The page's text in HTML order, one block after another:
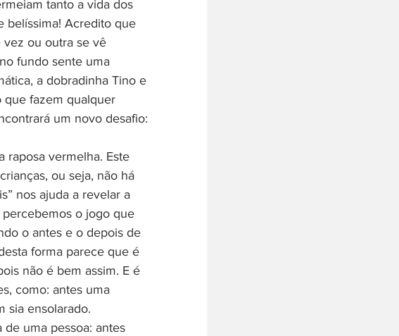
tanto a vida dos
belíssima! Acredito que
vez ou outra se vê
fundo sente uma
a dobradinha Tino e
que fazem qualquer
um novo desafio:
raposa vermelha. Este
ou seja, não há
nos ajuda a revelar a
o jogo que
o antes e o depois de
forma parece que é
não é bem assim. E é
como: antes uma
sia ensolarado.
uma pessoa: antes